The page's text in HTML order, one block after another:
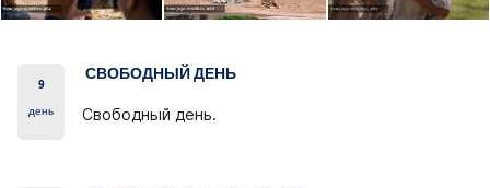
9
день
СВОБОДНЫЙ ДЕНЬ
Свободный день.